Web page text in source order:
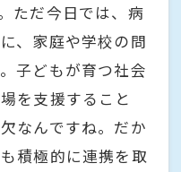
ただ今日では、病
、家庭や学校の問
子どもが育つ社会
を支援すること
なんですね。だか
積極的に連携を取